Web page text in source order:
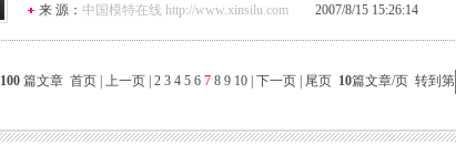
来 源： 中国模特在线 http://www.xinsilu.com 2007/8/15 15:26:14
100篇文章 首页| 上一页| 2 3 4 5 6 7 8 9 10| 下一页| 尾页 10篇文章/页 转到第